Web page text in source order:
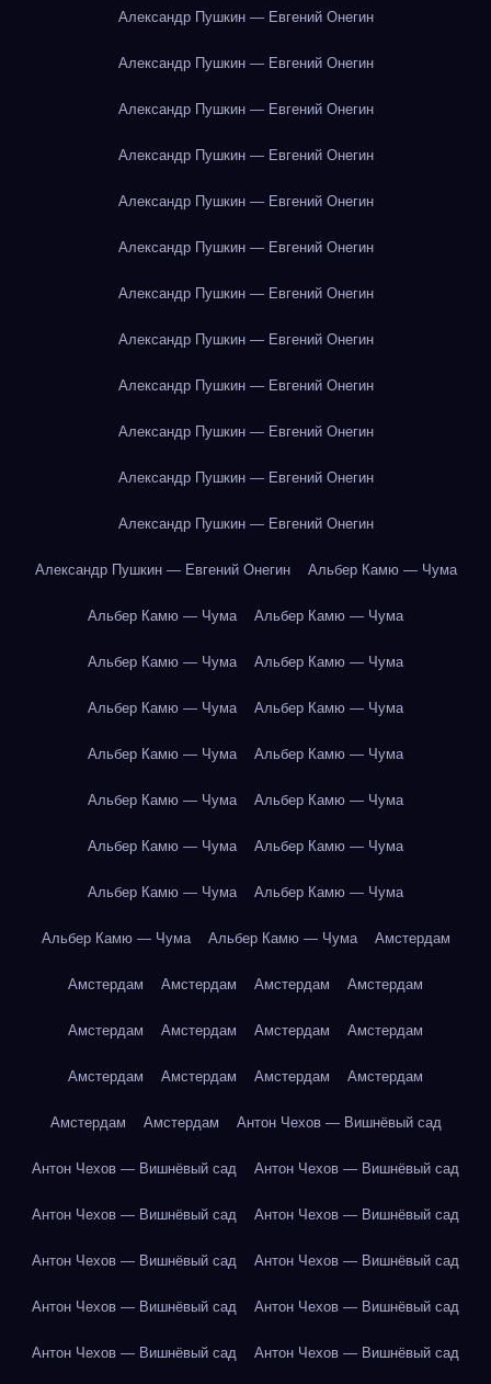
Александр Пушкин — Евгений Онегин
Александр Пушкин — Евгений Онегин
Александр Пушкин — Евгений Онегин
Александр Пушкин — Евгений Онегин
Александр Пушкин — Евгений Онегин
Александр Пушкин — Евгений Онегин
Александр Пушкин — Евгений Онегин
Александр Пушкин — Евгений Онегин
Александр Пушкин — Евгений Онегин
Александр Пушкин — Евгений Онегин
Александр Пушкин — Евгений Онегин
Александр Пушкин — Евгений Онегин
Александр Пушкин — Евгений Онегин Альбер Камю — Чума
Альбер Камю — Чума Альбер Камю — Чума
Альбер Камю — Чума Альбер Камю — Чума
Альбер Камю — Чума Альбер Камю — Чума
Альбер Камю — Чума Альбер Камю — Чума
Альбер Камю — Чума Альбер Камю — Чума
Альбер Камю — Чума Альбер Камю — Чума
Альбер Камю — Чума Альбер Камю — Чума
Альбер Камю — Чума Альбер Камю — Чума Амстердам
Амстердам Амстердам Амстердам Амстердам
Амстердам Амстердам Амстердам Амстердам
Амстердам Амстердам Амстердам Амстердам
Амстердам Амстердам Антон Чехов — Вишнёвый сад
Антон Чехов — Вишнёвый сад Антон Чехов — Вишнёвый сад
Антон Чехов — Вишнёвый сад Антон Чехов — Вишнёвый сад
Антон Чехов — Вишнёвый сад Антон Чехов — Вишнёвый сад
Антон Чехов — Вишнёвый сад Антон Чехов — Вишнёвый сад
Антон Чехов — Вишнёвый сад Антон Чехов — Вишнёвый сад